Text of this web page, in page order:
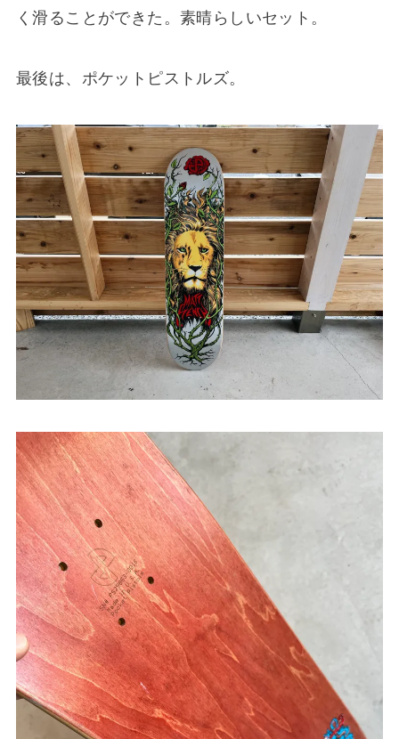
く滑ることができた。素晴らしいセット。
最後は、ポケットピストルズ。